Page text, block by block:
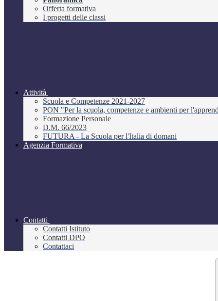
Offerta formativa
I progetti delle classi
Attività
Scuola e Competenze 2021-2027
PON "Per la scuola, competenze e ambienti per
Formazione Personale
D.M. 66/2023
FUTURA - La Scuola per l'Italia di domani
Agenzia Formativa
Contatti
Contatti Istituto
Contatti DPO
Contattaci